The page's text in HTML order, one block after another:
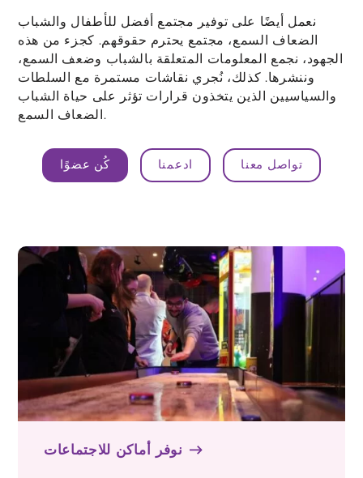
نعمل أيضًا على توفير مجتمع أفضل للأطفال والشباب
الضعاف السمع، مجتمع يحترم حقوقهم. كجزء من هذه
الجهود، نجمع المعلومات المتعلقة بالشباب وضعف السمع،
وننشرها. كذلك، نُجري نقاشات مستمرة مع السلطات
والسياسيين الذين يتخذون قرارات تؤثر على حياة الشباب
الضعاف السمع.
كُن عضوًا ادعمنا تواصل معنا
نوفر أماكن للاجتماعات